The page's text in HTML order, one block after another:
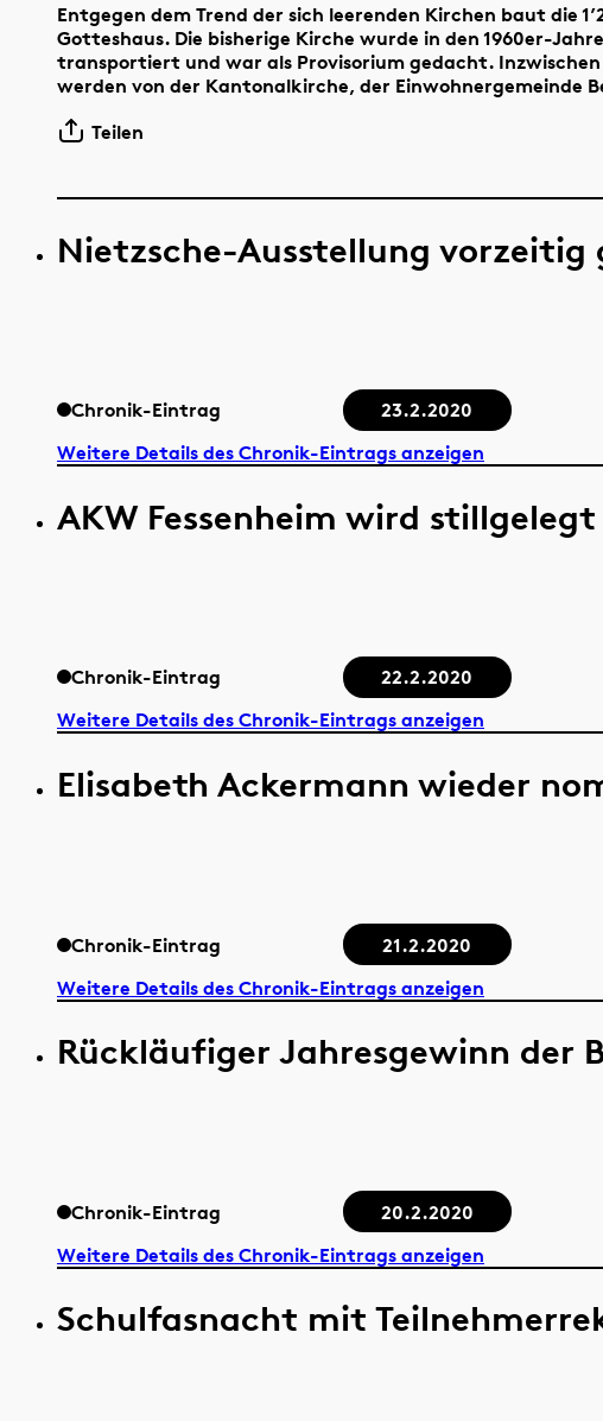
Entgegen dem Trend der sich leerenden Kirchen baut die
Gotteshaus. Die bisherige Kirche wurde in den 1960er-
transportiert und war als Provisorium gedacht.
werden von der Kantonalkirche, der Einwohnergemeinde
Teilen
Nietzsche-Ausstellung vorzeitig
Chronik-Eintrag
23.2.2020
Weitere Details des Chronik-Eintrags anzeigen
AKW Fessenheim wird stillgelegt
Chronik-Eintrag
22.2.2020
Weitere Details des Chronik-Eintrags anzeigen
Elisabeth Ackermann wieder
Chronik-Eintrag
21.2.2020
Weitere Details des Chronik-Eintrags anzeigen
Rückläufiger Jahresgewinn der
Chronik-Eintrag
20.2.2020
Weitere Details des Chronik-Eintrags anzeigen
Schulfasnacht mit